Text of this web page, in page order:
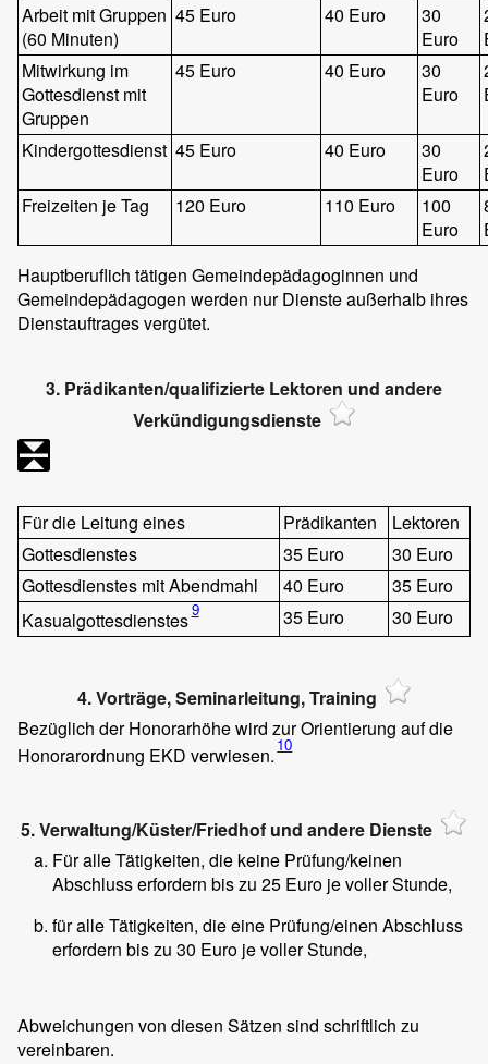
Arbeit mit Gruppen
(60 Minuten)
45 Euro 40 Euro
30
Euro
Mitwirkung im
Gottesdienst mit
Gruppen
45 Euro 40 Euro
30
Euro
Kindergottesdienst 45 Euro 40 Euro
30
Euro
Freizeiten je Tag
120 Euro 110 Euro
100
Euro
Hauptberuflich tätigen Gemeindepädagoginnen und
Gemeindepädagogen werden nur Dienste außerhalb ihres
Dienstauftrages vergütet.
3. Prädikanten/qualifizierte Lektoren und andere
Verkündigungsdienste
Für die Leitung eines Prädikanten
Lektoren
Gottesdienstes
35 Euro
30 Euro
Gottesdienstes mit Abendmahl
40 Euro
35 Euro
Kasualgottesdienstes9 35 Euro 30 Euro
4. Vorträge, Seminarleitung, Training
Bezüglich der Honorarhöhe wird zur Orientierung auf die
Honorarordnung EKD verwiesen. 10
5. Verwaltung/Küster/Friedhof und andere Dienste
Für alle Tätigkeiten, die keine Prüfung/keinen
Abschluss erfordern bis zu 25 Euro je voller Stunde,
für alle Tätigkeiten, die eine Prüfung/einen Abschluss
erfordern bis zu 30 Euro je voller Stunde,
Abweichungen von diesen Sätzen sind schriftlich zu
vereinbaren.